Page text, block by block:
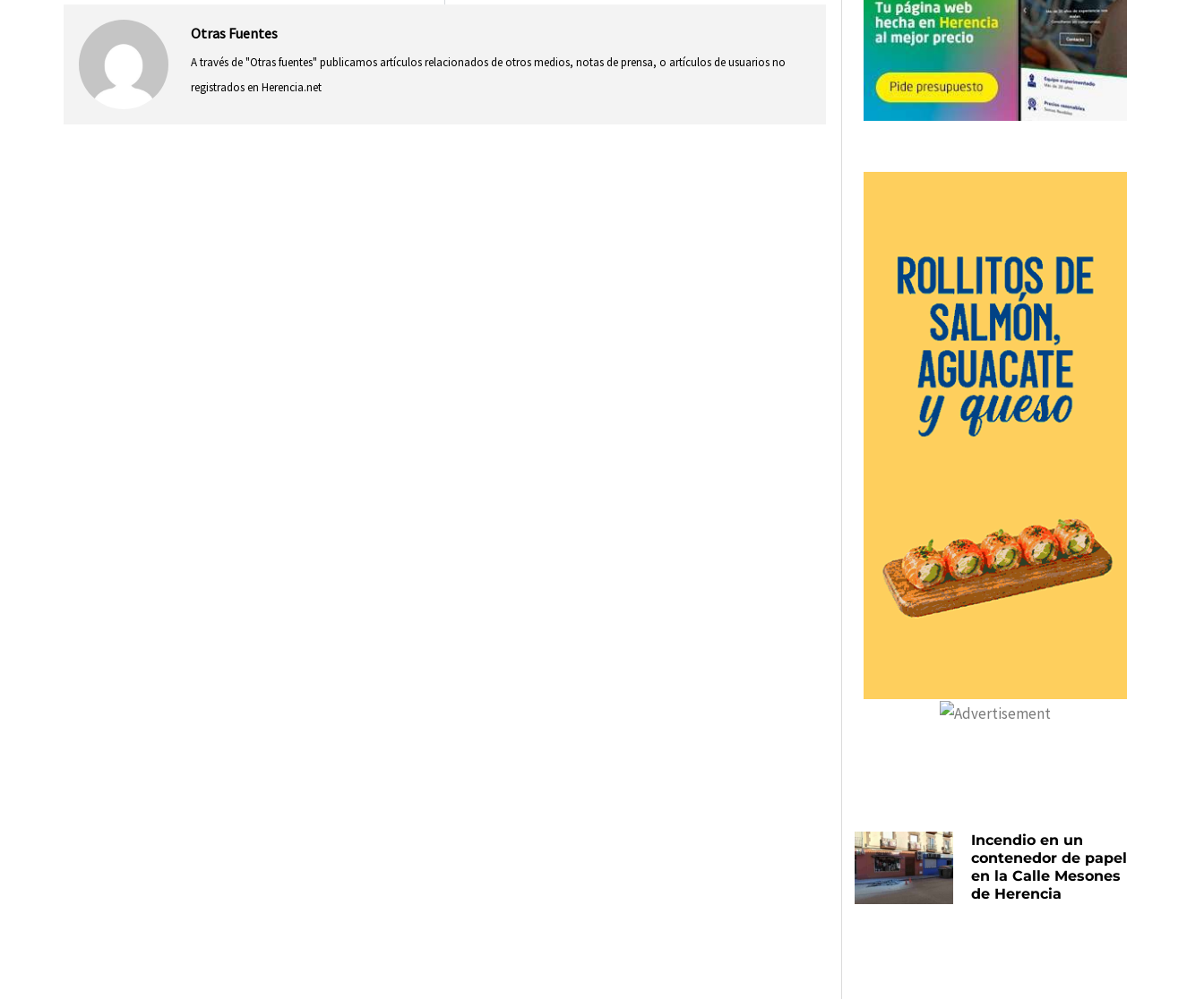
Otras Fuentes
A través de "Otras fuentes" publicamos artículos relacionados de otros medios, notas de prensa, o artículos de usuarios no
registrados en Herencia.net
Incendio en un
contenedor de papel
en la Calle Mesones
de Herencia